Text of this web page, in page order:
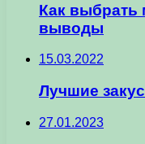
Как выбрать
выводы
15.03.2022
Лучшие
27.01.2023